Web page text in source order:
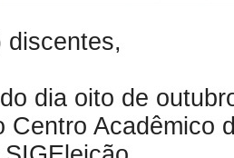
discentes,
dia oito de
Centro Acadêmico